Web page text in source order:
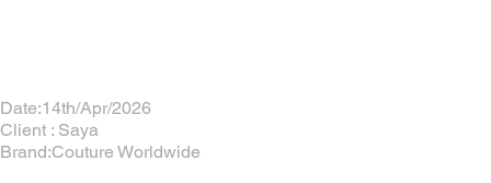
Date:14th/Apr/2026
Client : Saya
Brand:Couture Worldwide